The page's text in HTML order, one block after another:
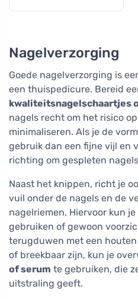
Nagelverzorging
Goede nagelverzorging is
een thuispedicure. Bereid
kwaliteitsnagelschaartjes
nagels recht om het risico
minimaliseren. Als je de
gebruik dan een fijne vijl en
richting om gespleten
Naast het knippen, richt je
vuil onder de nagels en de
nagelriemen. Hiervoor kun
gebruiken of gewoon
terugduwen met een
of breekbaar zijn, kun je
of serum te gebruiken, die
uitstraling geeft.